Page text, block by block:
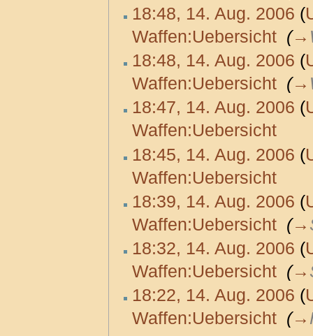
18:48, 14. Aug. 2006 (
Waffen:Uebersicht‎ (→
18:48, 14. Aug. 2006 (
Waffen:Uebersicht‎ (→
18:47, 14. Aug. 2006 (
Waffen:Uebersicht‎
18:45, 14. Aug. 2006 (
Waffen:Uebersicht‎
18:39, 14. Aug. 2006 (
Waffen:Uebersicht‎ (→
18:32, 14. Aug. 2006 (
Waffen:Uebersicht‎ (→
18:22, 14. Aug. 2006 (
Waffen:Uebersicht‎ (→